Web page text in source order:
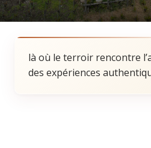
là où le terroir rencontre
des expériences